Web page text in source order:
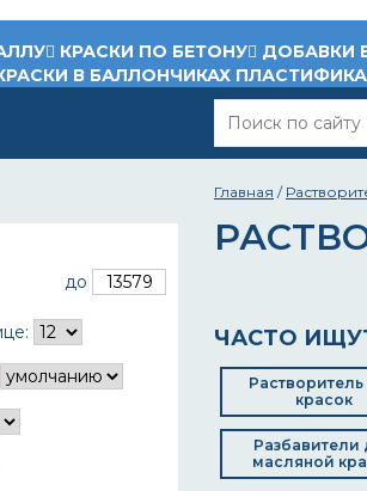
КРАСКИ ПО БЕТОНУ
ДОБАВКИ
В БАЛЛОНЧИКАХ
до
Главная /
ЧАСТО
красок
Разбавители
масляной